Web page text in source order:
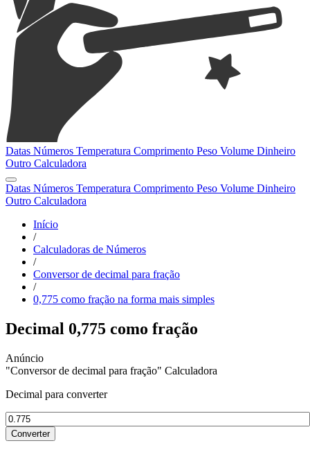
Datas Números Temperatura Comprimento Peso Volume Dinheiro
Outro Calculadora
Datas Números Temperatura Comprimento Peso Volume Dinheiro
Outro Calculadora
Início
/
Calculadoras de Números
/
Conversor de decimal para fração
/
0,775 como fração na forma mais simples
Decimal 0,775 como fração
"Conversor de decimal para fração" Calculadora
Decimal para converter
Converter